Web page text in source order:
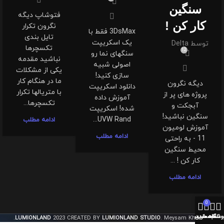
سنگین
کار کن !
توسط Delta
12
دیگه نگرون
پروژه های پر از
آبجکت و
سنگین نباشید!
آموزش لومیون
11 - به راحتی
محیط سنگین
کار کن ! ...
ادامه مطلب
3DsMax فقط با
یک اسکریپت
سنگهای نما رو
اصولی شبیه
سازی کنید!
دانلود اسکریپت
آموزش داده
شده! اسکریپت
UVW Rand...
ادامه مطلب
فتوشاپ دیگه
نگرون تکرار
تایل بندی
تکسچرها
نباشید مقدمه
یکی از مشکلات
ما در هنگام کار
با متریالها تکرار
تکسچرها...
ادامه مطلب
LUMIONLAND 2023 CREATED BY LUMIONLAND STUDIO. Meysam Khosravi.
مندی ها
0
سبد خرید
حساب من